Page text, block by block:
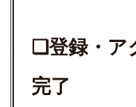
❏登録・ア
完了